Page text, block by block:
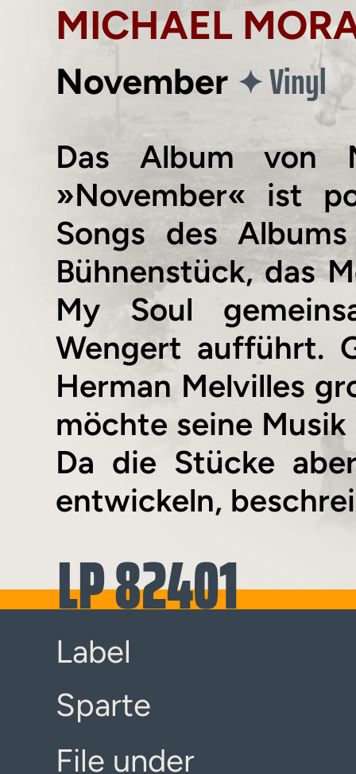
MICHAEL
November ✦Vinyl
Das Album von
»November« ist
Songs des
Bühnenstück, das
My Soul
Wengert aufführt.
Herman Melvilles
möchte seine
Da die Stücke
entwickeln,
LP 82401
Label
Sparte
File under